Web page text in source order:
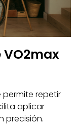
VO2max
permite repetir
aplicar
precisión.